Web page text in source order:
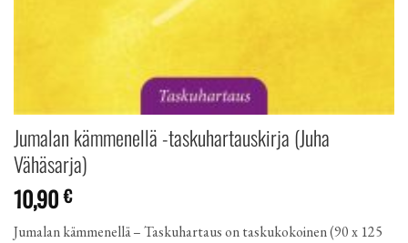
Jumalan kämmenellä -taskuhartauskirja (Juha
Vähäsarja)
10,90€
Jumalan kämmenellä – Taskuhartauson taskukokoinen (90 x 125